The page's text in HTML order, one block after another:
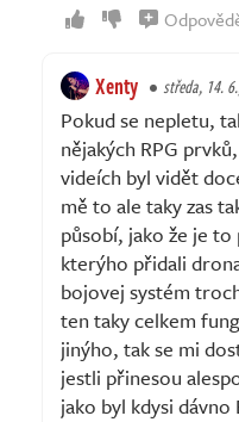
Xenty středa, 14.
Pokud se nepletu,
nějakých RPG
videích byl vidět
mě to ale taky zas
působí, jako že je
kterýho přidali
bojovej systém
ten taky celkem
jinýho, tak se mi
jestli přinesou
jako byl kdysi dávno